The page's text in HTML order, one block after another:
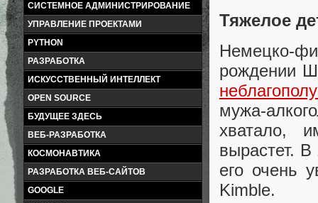
СИСТЕМНОЕ АДМИНИСТРИРОВАНИЕ
УПРАВЛЕНИЕ ПРОЕКТАМИ
PYTHON
РАЗРАБОТКА
ИСКУССТВЕННЫЙ ИНТЕЛЛЕКТ
OPEN SOURCE
БУДУЩЕЕ ЗДЕСЬ
ВЕБ-РАЗРАБОТКА
КОСМОНАВТИКА
РАЗРАБОТКА ВЕБ-САЙТОВ
GOOGLE
Тяжелое
Немецко-
рождении
мужа-
хватало,
вырастет.
его очень
Kimble.